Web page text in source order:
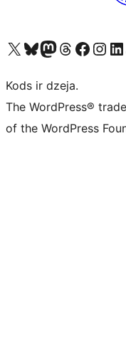
Apmeklējiet mūsu X (agrāk Twitter) kontu
Apmeklējiet mūsu Bluesky kontu
Apmeklējiet mūsu Mastodon kontu
Apmeklējiet mūsu Threads kontu
Apmeklējiet mūsu Facebook lapu
Apmeklējiet mūsu
Kods ir dzeja.
The WordPress®
of the WordPress